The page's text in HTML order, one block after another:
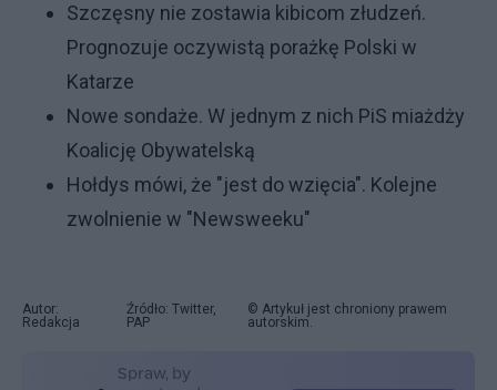
Szczęsny nie zostawia kibicom złudzeń.
Prognozuje oczywistą porażkę Polski w
Katarze
Nowe sondaże. W jednym z nich PiS miażdży
Koalicję Obywatelską
Hołdys mówi, że "jest do wzięcia". Kolejne
zwolnienie w "Newsweeku"
Autor:
Redakcja
Źródło: Twitter,
PAP
© Artykuł jest chroniony prawem
autorskim.